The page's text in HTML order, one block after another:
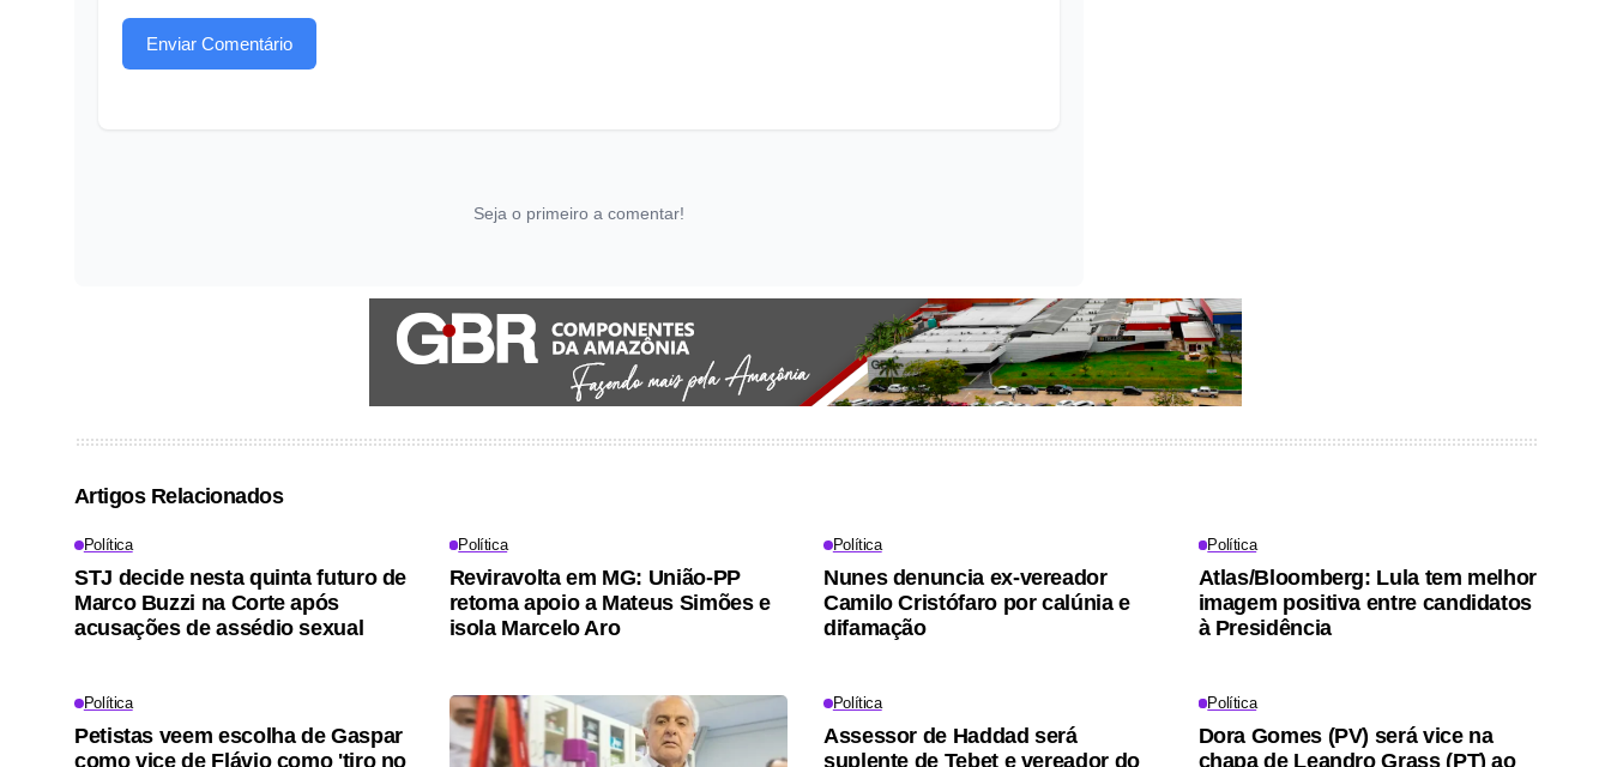
Enviar Comentário
Seja o primeiro a comentar!
Artigos Relacionados
Política
STJ decide nesta quinta futuro de
Marco Buzzi na Corte após
acusações de assédio sexual
Política
Reviravolta em MG: União-PP
retoma apoio a Mateus Simões e
isola Marcelo Aro
Política
Nunes denuncia ex-vereador
Camilo Cristófaro por calúnia e
difamação
Política
Atlas/Bloomberg: Lula tem melhor
imagem positiva entre candidatos
à Presidência
Política
Petistas veem escolha de Gaspar
como vice de Flávio como 'tiro no
Política
Assessor de Haddad será
suplente de Tebet e vereador do
Política
Dora Gomes (PV) será vice na
chapa de Leandro Grass (PT) ao